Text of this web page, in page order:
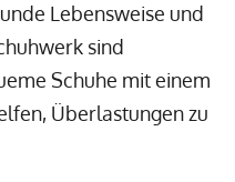
Lebensweise und
sind
Schuhe mit einem
Überlastungen zu